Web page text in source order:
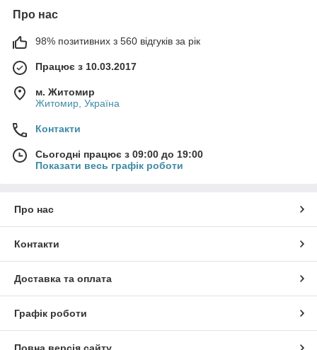
Про нас
98% позитивних з 560 відгуків за рік
Працює з 10.03.2017
м. Житомир
Житомир, Україна
Контакти
Сьогодні працює з 09:00 до 19:00
Показати весь графік роботи
Про нас
Контакти
Доставка та оплата
Графік роботи